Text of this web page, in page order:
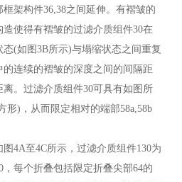
架构件36,38之间延伸。有褶皱的
使得有褶皱的过滤介质组件30在
(如图3B所示)与塌缩状态之间重复
连续的褶皱的深度之间的间隔距
。过滤介质组件30可具有如图所
形)，从而限定相对的端部58a,58b
4A至4C所示，过滤介质组件130为
每个折叠包括限定折叠尖部64的